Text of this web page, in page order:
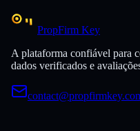
PropFirm Key
A plataforma confiável para
dados verificados e